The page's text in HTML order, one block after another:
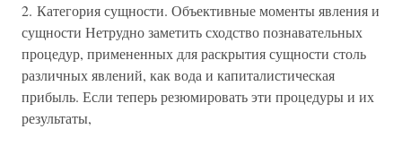
2. Категория сущности. Объективные моменты явления и
сущности Нетрудно заметить сходство познавательных
процедур, примененных для раскрытия сущности столь
различных явлений, как вода и капиталистическая
прибыль. Если теперь резюмировать эти процедуры и их
результаты,